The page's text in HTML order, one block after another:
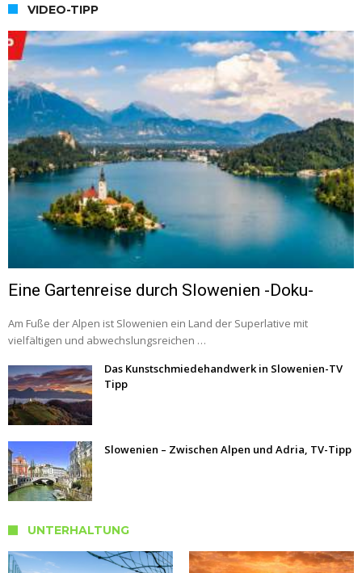
VIDEO-TIPP
Eine Gartenreise durch Slowenien -Doku-
Am Fuße der Alpen ist Slowenien ein Land der Superlative mit
vielfältigen und abwechslungsreichen …
Das Kunstschmiedehandwerk in Slowenien-TV
Tipp
Slowenien – Zwischen Alpen und Adria, TV-Tipp
UNTERHALTUNG